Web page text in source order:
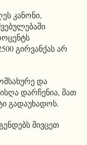
კანონი,
გირვანქას არ
და
დარჩენია, მათ
გადაუხადოს.
მივცეთ